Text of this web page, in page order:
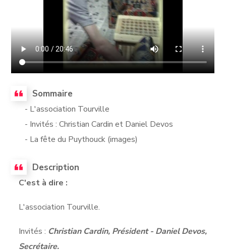
Sommaire
- L'association Tourville
- Invités : Christian Cardin et Daniel Devos
- La fête du Puythouck (images)
Description
C'est à dire :
L'association Tourville.
Invités : Christian Cardin, Président - Daniel Devos,
Secrétaire.